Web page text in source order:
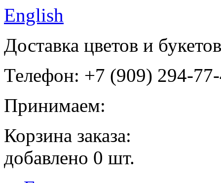
English
Доставка цветов и
Телефон: +7 (909) 294-
Принимаем:
Корзина заказа:
добавлено 0 шт.